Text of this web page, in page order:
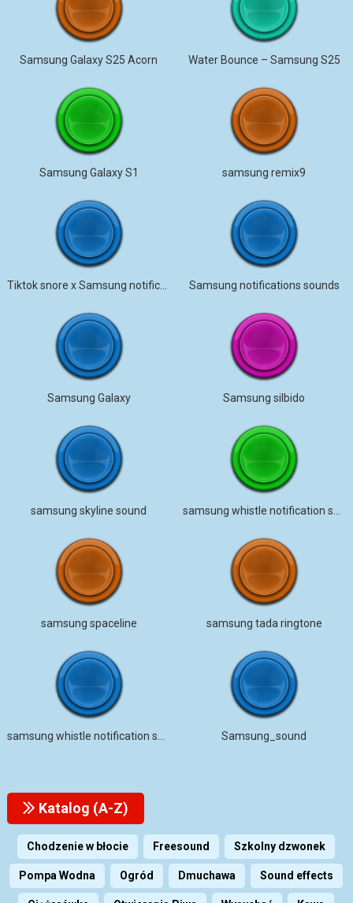
Samsung Galaxy S25 Acorn Water Bounce – Samsung S25
Samsung Galaxy S1 samsung remix9
Tiktok snore x Samsung notification! Samsung notifications sounds
Samsung Galaxy Samsung silbido
samsung skyline sound
samsung spaceline samsung tada ringtone
Samsung_sound
Katalog (A-Z)
Chodzenie w błocie Freesound Szkolny dzwonek
Pompa Wodna Ogród Dmuchawa Sound effects